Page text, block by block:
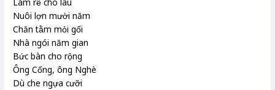
Nuôi lợn mười năm
Chăn tằm mỏi gối
Nhà ngói năm gian
Bức bàn cho rộng
Ông Cống, ông Nghè
Dù che ngựa cưỡi